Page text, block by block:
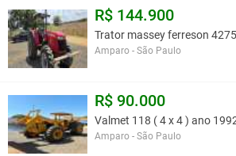
R$ 144.900
Trator massey ferreson
Amparo - São Paulo
R$ 90.000
Valmet 118 ( 4 x 4 ) ano
Amparo - São Paulo